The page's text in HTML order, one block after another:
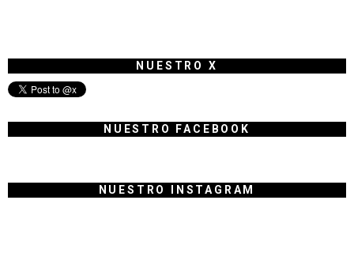
NUESTRO X
NUESTRO FACEBOOK
NUESTRO INSTAGRAM